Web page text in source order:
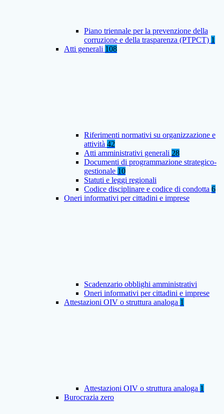
Piano triennale per la prevenzione della
corruzione e della trasparenza (PTPCT) 1
Atti generali 108
Riferimenti normativi su organizzazione e
attività 42
Atti amministrativi generali 28
Documenti di programmazione strategico-
gestionale 10
Statuti e leggi regionali
Codice disciplinare e codice di condotta 6
Oneri informativi per cittadini e imprese
Scadenzario obblighi amministrativi
Oneri informativi per cittadini e imprese
Attestazioni OIV o struttura analoga 1
Attestazioni OIV o struttura analoga 1
Burocrazia zero